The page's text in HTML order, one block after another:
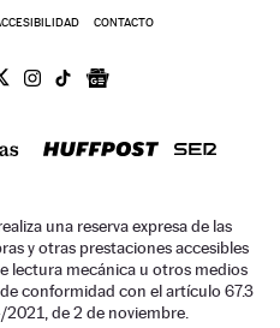
CONTACTO
una reserva expresa de las
y otras prestaciones accesibles
lectura mecánica u otros medios
conformidad con el artículo 67.3
de 2 de noviembre.